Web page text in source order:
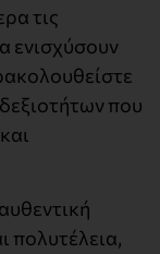
τις
ενισχύσουν
που
πολυτέλεια,